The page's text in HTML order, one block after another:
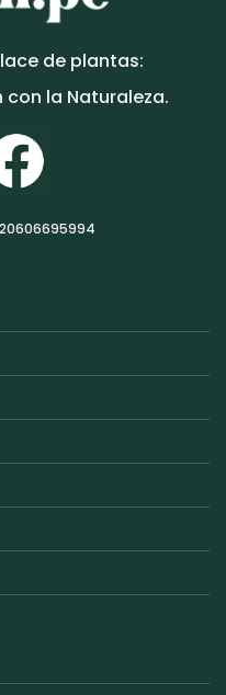
de plantas:
la Naturaleza.
20606695994